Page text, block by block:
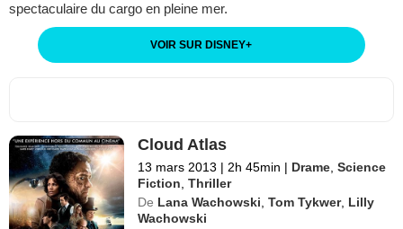
spectaculaire du cargo en pleine mer.
VOIR SUR DISNEY+
Cloud Atlas
13 mars 2013 | 2h 45min | Drame,Science
Fiction,Thriller
De Lana Wachowski,Tom Tykwer, Lilly
Wachowski